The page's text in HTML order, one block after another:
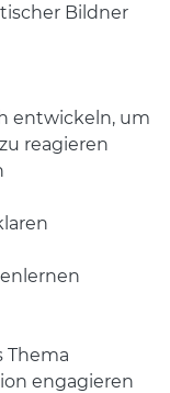
Bildner
entwickeln, um
reagieren
Thema
engagieren